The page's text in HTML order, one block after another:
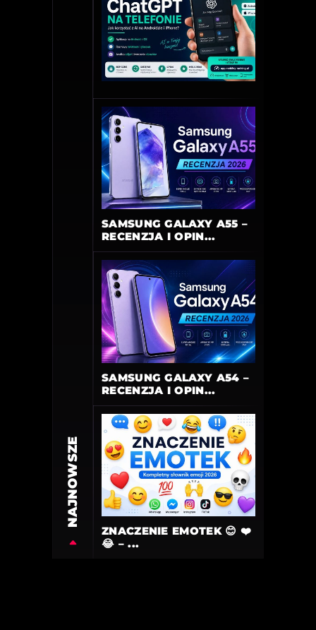
NAJNOWSZE
SAMSUNG GALAXY A55 –
RECENZJA I OPIN...
SAMSUNG GALAXY A54 –
RECENZJA I OPIN...
ZNACZENIE EMOTEK 😊 ❤️
😂 – ...